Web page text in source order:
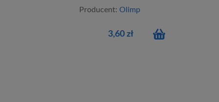
Producent: Olimp
3,60 zł